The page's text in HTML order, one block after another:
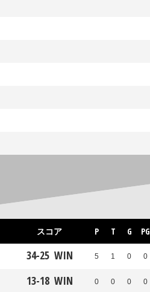
スコア P T G PG
34-25 WIN 5 1 0 0
13-18 WIN 0 0 0 0